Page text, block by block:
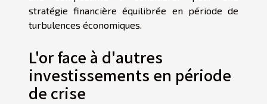
stratégie financière équilibrée en période de
turbulences économiques.
L'or face à d'autres
investissements en période
de crise